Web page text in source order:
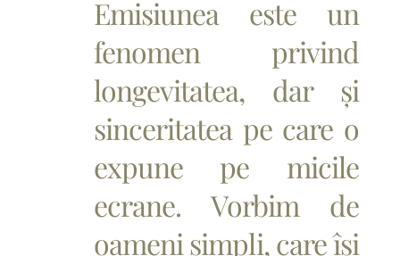
Emisiunea este un
fenomen privind
longevitatea, dar și
sinceritatea pe care o
expune pe micile
ecrane. Vorbim de
oameni simpli, care își